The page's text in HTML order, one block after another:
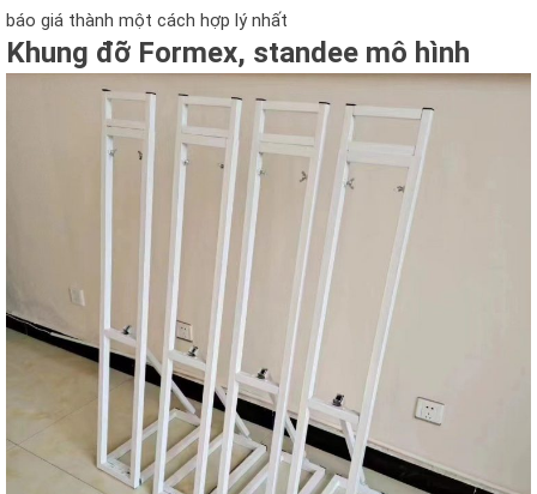
báo giá thành một cách hợp lý nhất
Khung đỡ Formex, standee mô hình